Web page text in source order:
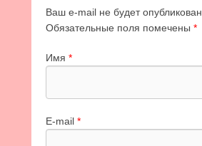
Ваш e-mail не будет опубликован.
Обязательные поля помечены *
Имя *
E-mail *